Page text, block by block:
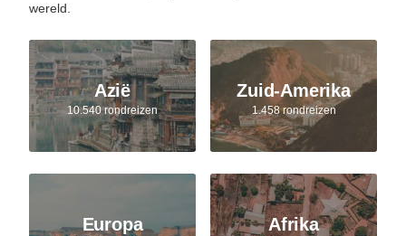
wereld.
Azië
10.540 rondreizen
Zuid-Amerika
1.458 rondreizen
Europa Afrika